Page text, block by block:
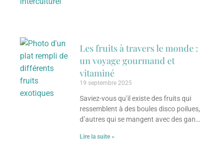
Les fruits à travers le monde :
un voyage gourmand et
vitaminé
19 septembre 2025
Saviez-vous qu’il existe des fruits qui
ressemblent à des boules disco poilues,
d’autres qui se mangent avec des gants,
Lire la suite »